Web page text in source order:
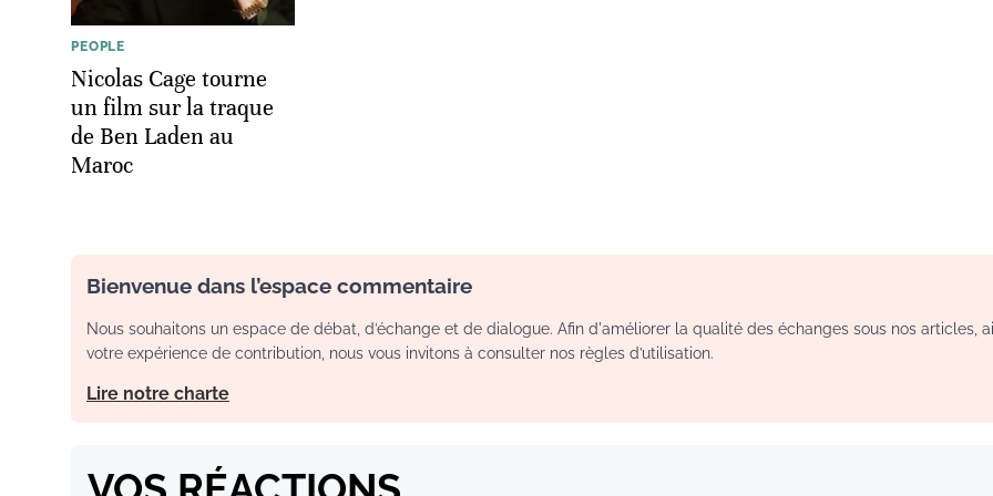
PEOPLE
Nicolas Cage tourne
un film sur la traque
de Ben Laden au
Maroc
Bienvenue dans l’espace commentaire
Nous souhaitons un espace de débat, d’échange et de dialogue. Afin d'améliorer la qualité des échanges sous nos articles,
votre expérience de contribution, nous vous invitons à consulter nos règles d’utilisation.
Lire notre charte